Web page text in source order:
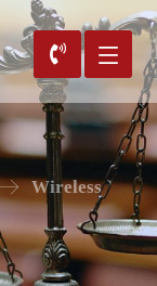
Wireless